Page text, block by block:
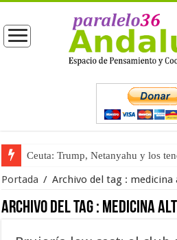
Ceuta: Trump, Netanyahu y los
Portada / Archivo del tag : medicina
Archivo del tag : medicina